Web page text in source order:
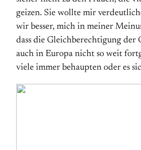
geizen. Sie wollte mir
wir besser, mich in meiner
dass die Gleichberechtigung der
auch in Europa nicht so weit
viele immer behaupten oder es